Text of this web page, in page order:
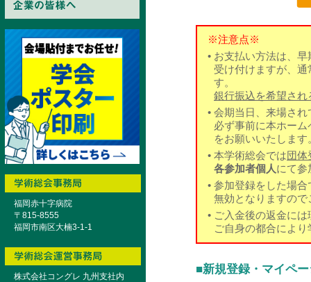
福岡赤十字病院
〒815-8555
福岡市南区大楠3-1-1
株式会社コングレ 九州支社内
※注意点※
• お支払い方法は、
受け付けますが、
す。
銀行振込を希望され
• 会期当日、来場され
必ず事前に本ホー
をお願いいたします
• 本学術総会では団体
各参加者個人にて参
• 参加登録をした場
無効となりますの
• ご入金後の返金に
ご自身の都合によ
■新規登録・マイペ